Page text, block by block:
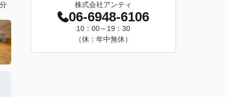
株式会社アンティ
06-6948-6106
10：00～19：30
（休：年中無休）